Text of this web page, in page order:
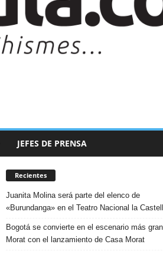
JEFES DE PRENSA
Recientes
Juanita Molina será parte del elenco de
«Burundanga» en el Teatro Nacional la
Bogotá se convierte en el escenario más
Morat con el lanzamiento de Casa Morat